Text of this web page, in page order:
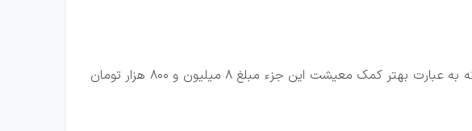
حداقل حقوق مندرج در جز 3 بند«ب » تبصره ١٢ مبلغ ١١ میلیون و 700 هزار تومان می باشد که به عبارت بهتر کمک معیشت این جزء مبلغ ٨ میلیون و 800 هزار تومان